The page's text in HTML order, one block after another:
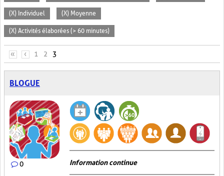
(X) Individuel (X) Moyenne
(X) Activités élaborées (> 60 minutes)
PAGES
« ‹ 1 2 3
BLOGUE
0 Information continue